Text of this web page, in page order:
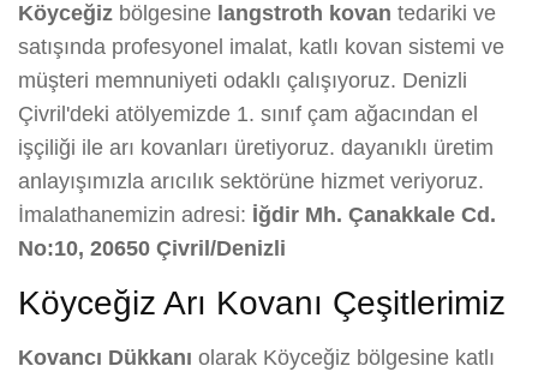
Köyceğiz bölgesine langstroth kovan tedariki ve
satışında profesyonel imalat, katlı kovan sistemi ve
müşteri memnuniyeti odaklı çalışıyoruz. Denizli
Çivril'deki atölyemizde 1. sınıf çam ağacından el
işçiliği ile arı kovanları üretiyoruz. dayanıklı üretim
anlayışımızla arıcılık sektörüne hizmet veriyoruz.
İmalathanemizin adresi: İğdir Mh. Çanakkale Cd.
No:10, 20650 Çivril/Denizli
Köyceğiz Arı Kovanı Çeşitlerimiz
Kovancı Dükkanı olarak Köyceğiz bölgesine katlı